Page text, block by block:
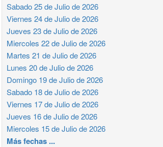
Sabado 25 de Julio de 2026
Viernes 24 de Julio de 2026
Jueves 23 de Julio de 2026
Miercoles 22 de Julio de 2026
Martes 21 de Julio de 2026
Lunes 20 de Julio de 2026
Domingo 19 de Julio de 2026
Sabado 18 de Julio de 2026
Viernes 17 de Julio de 2026
Jueves 16 de Julio de 2026
Miercoles 15 de Julio de 2026
Más fechas ...